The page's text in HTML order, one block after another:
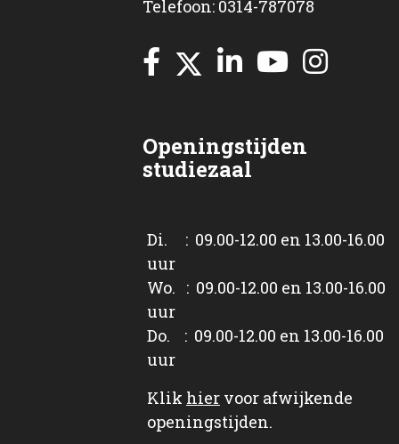
Telefoon: 0314-787078
Openingstijden
studiezaal
Di. : 09.00-12.00 en 13.00-16.00
uur
Wo. : 09.00-12.00 en 13.00-16.00
uur
Do. : 09.00-12.00 en 13.00-16.00
uur
Klik hier voor afwijkende
openingstijden.